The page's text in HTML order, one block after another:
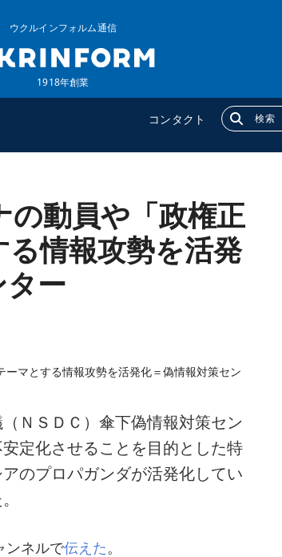
ウクルインフォルム通信
1918年創業
コンタクト
い
追加
特集
インタビュー
の動員や「政権正
情報攻勢を活発
ー
ＮＳＤＣ）傘下偽情報対策セン
定化させることを目的とした特
のプロパガンダが活発化してい
ンネルで伝えた 。